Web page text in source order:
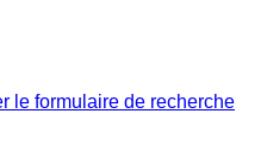
le formulaire de recherche